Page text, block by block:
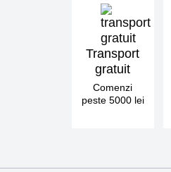
Transport
gratuit
Comenzi
peste 5000 lei